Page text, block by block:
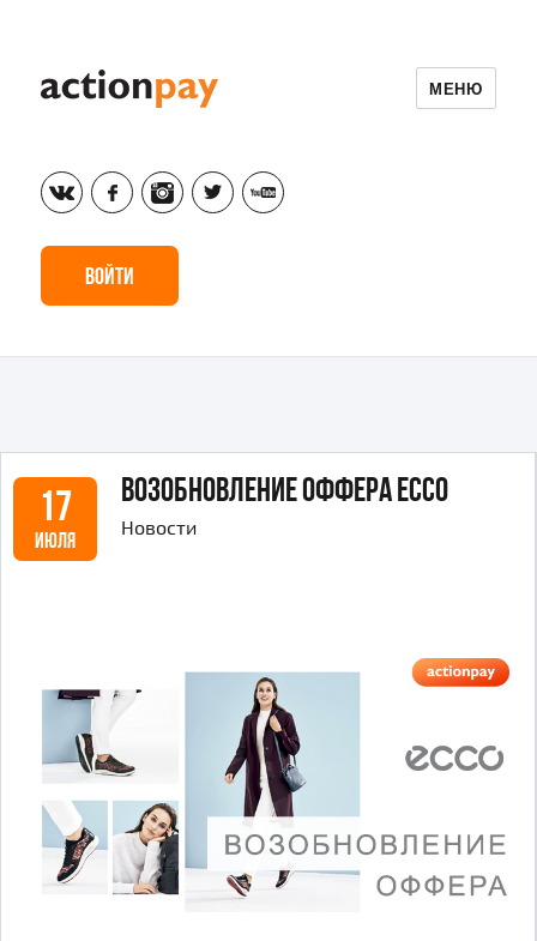
МЕНЮ
vk fb inst tw yt
Войти
17
ИЮЛЯ
Возобновление оффера ECCO
Новости